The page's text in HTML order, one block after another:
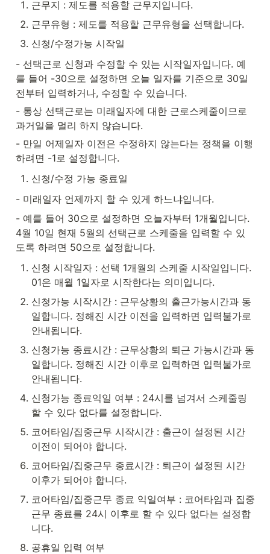
근무지 : 제도를 적용할 근무지입니다.
근무유형 : 제도를 적용할 근무유형을 선택합니다.
신청/수정가능 시작일
- 선택근로 신청과 수정할 수 있는 시작일자입니다. 예
를 들어 -30으로 설정하면 오늘 일자를 기준으로 30일
전부터 입력하거나, 수정할 수 있습니다.
- 통상 선택근로는 미래일자에 대한 근로스케줄이므로
과거일을 멀리 하지 않습니다.
- 만일 어제일자 이전은 수정하지 않는다는 정책을 이행
하려면 -1로 설정합니다.
신청/수정 가능 종료일
- 미래일자 언제까지 할 수 있게 하느냐입니다.
- 예를 들어 30으로 설정하면 오늘자부터 1개월입니다.
4월 10일 현재 5월의 선택근로 스케줄을 입력할 수 있
도록 하려면 50으로 설정합니다.
신청 시작일자 : 선택 1개월의 스케줄 시작일입니다.
01은 매월 1일자로 시작한다는 의미입니다.
신청가능 시작시간 : 근무상황의 출근가능시간과 동
일합니다. 정해진 시간 이전을 입력하면 입력불가로
안내됩니다.
신청가능 종료시간 : 근무상황의 퇴근 가능시간과 동
일합니다. 정해진 시간 이후로 입력하면 입력불가로
안내됩니다.
신청가능 종료익일 여부 : 24시를 넘겨서 스케줄링
할 수 있다 없다를 설정합니다.
코어타임/집중근무 시작시간 : 출근이 설정된 시간
이전이 되어야 합니다.
코어타임/집중근무 종료시간 : 퇴근이 설정된 시간
이후가 되어야 합니다.
코어타임/집중근무 종료 익일여부 : 코어타임과 집중
근무 종료를 24시 이후로 할 수 있다 없다는 설정합
니다.
공휴일 입력 여부